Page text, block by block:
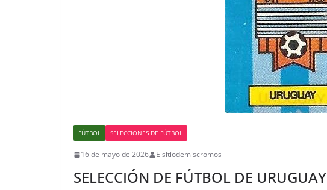
FÚTBOL SELECCIONES DE FÚTBOL
16 de mayo de 2026 Elsitiodemiscromos
SELECCIÓN DE FÚTBOL DE URUGUAY